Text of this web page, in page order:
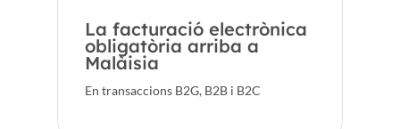
La facturació electrònica
obligatòria arriba a
Malàisia
En transaccions B2G, B2B i B2C